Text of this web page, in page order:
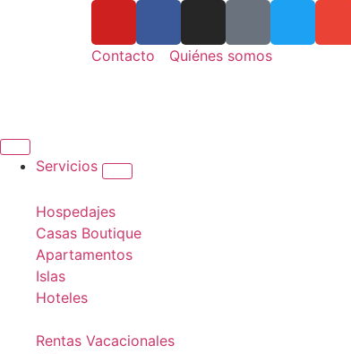
Contacto Quiénes somos
Servicios
Hospedajes
Casas Boutique
Apartamentos
Islas
Hoteles
Rentas Vacacionales